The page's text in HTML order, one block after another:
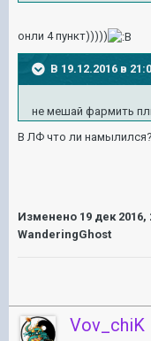
онли 4 пункт)))))
В 19.12.2016 в
не мешай фармить
В ЛФ что ли намылился?
Изменено 19 дек 2016,
WanderingGhost
Vov_chiK